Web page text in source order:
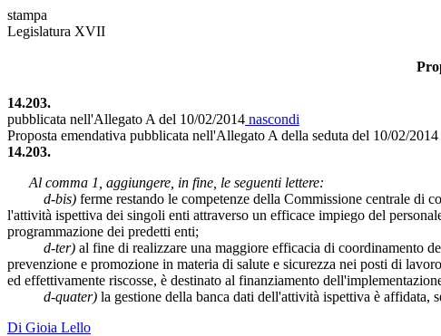
stampa
Legislatura XVII
14.203.
pubblicata nell'Allegato A del 10/02/2014 nascondi
Proposta emendativa pubblicata nell'Allegato A della seduta del 10/02/
14.203.
Al comma 1, aggiungere, in fine, le seguenti lettere:
d-bis) ferme restando le competenze della Commissione centrale
l'attività ispettiva dei singoli enti attraverso un efficace impiego del
programmazione dei predetti enti;
d-ter) al fine di realizzare una maggiore efficacia di coordinamento
prevenzione e promozione in materia di salute e sicurezza nei posti di
ed effettivamente riscosse, è destinato al finanziamento
d-quater) la gestione della banca dati dell'attività ispettiva è affidata,
Di Gioia Lello